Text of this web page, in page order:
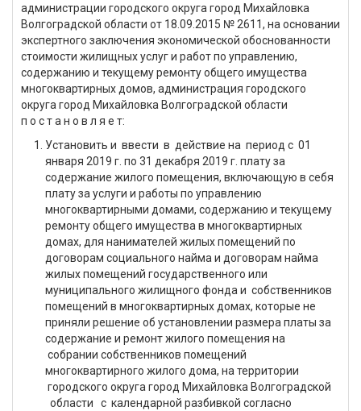
администрации городского округа город Михайловка
Волгоградской области от 18.09.2015 № 2611, на основании
экспертного заключения экономической обоснованности
стоимости жилищных услуг и работ по управлению,
содержанию и текущему ремонту общего имущества
многоквартирных домов, администрация городского
округа город Михайловка Волгоградской области
п о с т а н о в л я е т:
Установить и ввести в действие на период с 01
января 2019 г. по 31 декабря 2019 г. плату за
содержание жилого помещения, включающую в себя
плату за услуги и работы по управлению
многоквартирными домами, содержанию и текущему
ремонту общего имущества в многоквартирных
домах, для нанимателей жилых помещений по
договорам социального найма и договорам найма
жилых помещений государственного или
муниципального жилищного фонда и собственников
помещений в многоквартирных домах, которые не
приняли решение об установлении размера платы за
содержание и ремонт жилого помещения на
собрании собственников помещений
многоквартирного жилого дома, на территории
городского округа город Михайловка Волгоградской
области с календарной разбивкой согласно